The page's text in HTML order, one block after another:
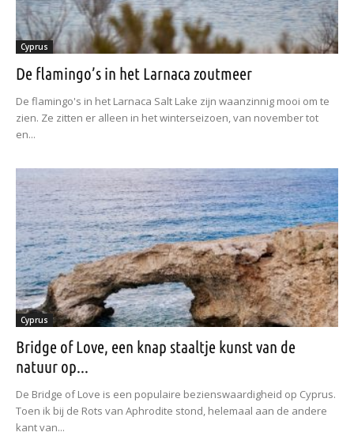
Cyprus
De flamingo’s in het Larnaca zoutmeer
De flamingo's in het Larnaca Salt Lake zijn waanzinnig mooi om te
zien. Ze zitten er alleen in het winterseizoen, van november tot
en...
Cyprus
Bridge of Love, een knap staaltje kunst van de
natuur op...
De Bridge of Love is een populaire bezienswaardigheid op Cyprus.
Toen ik bij de Rots van Aphrodite stond, helemaal aan de andere
kant van...